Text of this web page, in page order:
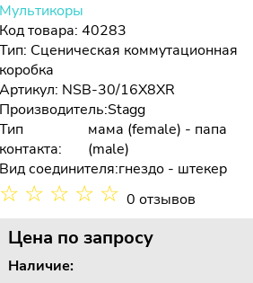
Мультикоры
Код товара: 40283
Тип: Сценическая коммутационная
коробка
Артикул: NSB-30/16X8XR
Производитель:Stagg
Тип
контакта:
мама (female) - папа
(male)
Вид соединителя:гнездо - штекер
☆ ☆ ☆ ☆ ☆ 0 отзывов
Цена по запросу
Наличие: